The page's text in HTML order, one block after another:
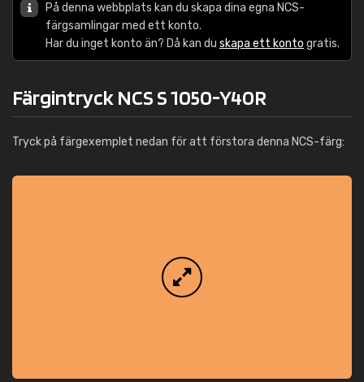
På denna webbplats kan du skapa dina egna NCS-
färgsamlingar med ett konto.
Har du inget konto än? Då kan du skapa ett konto gratis.
Färgintryck NCS S 1050-Y40R
Tryck på färgexemplet nedan för att förstora denna NCS-färg: